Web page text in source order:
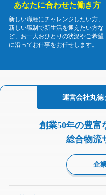
あなたに合わせた働き方
新しい職種にチャレンジしたい方、
新しい職制で新生活を迎えたい方な
ど、お一人おひとりの状況やご希望
に沿ってお仕事をお任せします。
運営会社丸徳
創業50年の豊富
総合物流
企